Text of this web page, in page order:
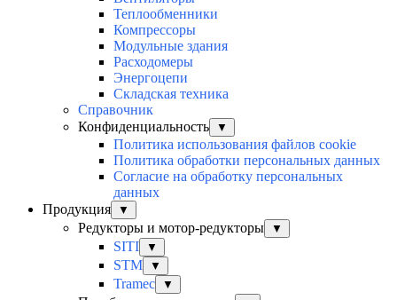
Теплообменники
Компрессоры
Модульные здания
Расходомеры
Энергоцепи
Складская техника
Справочник
Конфиденциальность
▼
Политика использования файлов cookie
Политика обработки персональных данных
Согласие на обработку персональных
данных
Продукция
▼
Редукторы и мотор-редукторы ▼
SITI ▼
STM ▼
Tramec ▼